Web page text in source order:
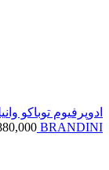
BRANDINI